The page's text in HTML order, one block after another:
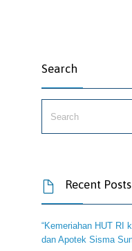
Search
 Recent Posts
“Kemeriahan HUT RI
dan Apotek Sisma